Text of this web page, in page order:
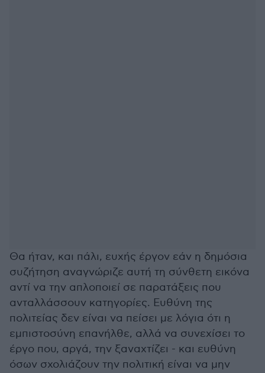
Θα ήταν, και πάλι, ευχής έργον εάν η δημόσια
συζήτηση αναγνώριζε αυτή τη σύνθετη εικόνα
αντί να την απλοποιεί σε παρατάξεις που
ανταλλάσσουν κατηγορίες. Ευθύνη της
πολιτείας δεν είναι να πείσει με λόγια ότι η
εμπιστοσύνη επανήλθε, αλλά να συνεχίσει το
έργο που, αργά, την ξαναχτίζει - και ευθύνη
όσων σχολιάζουν την πολιτική είναι να μην